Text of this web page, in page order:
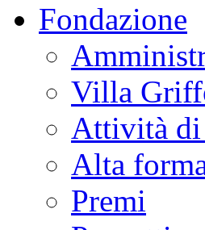
Fondazione
Villa
Attività di
Alta
Premi